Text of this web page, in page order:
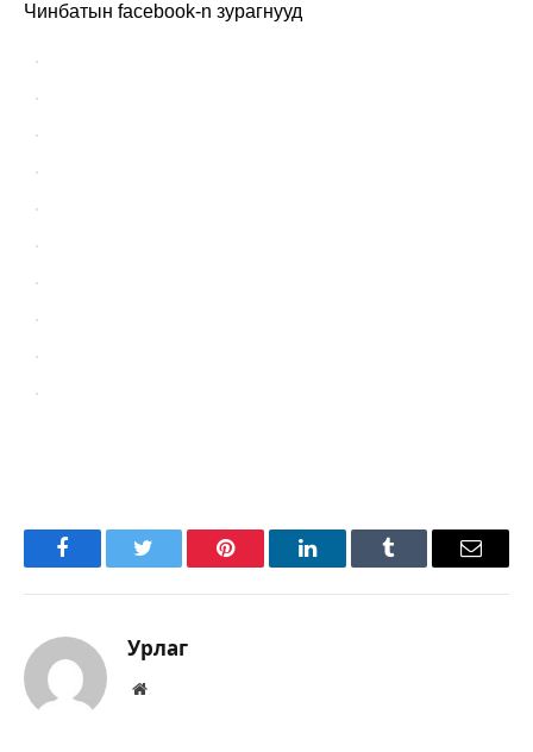
Чинбатын facebook-n зурагнууд
FacebookTwitter Pinterest LinkedInTumblr Имэйл
Урлаг
Вэбсайт